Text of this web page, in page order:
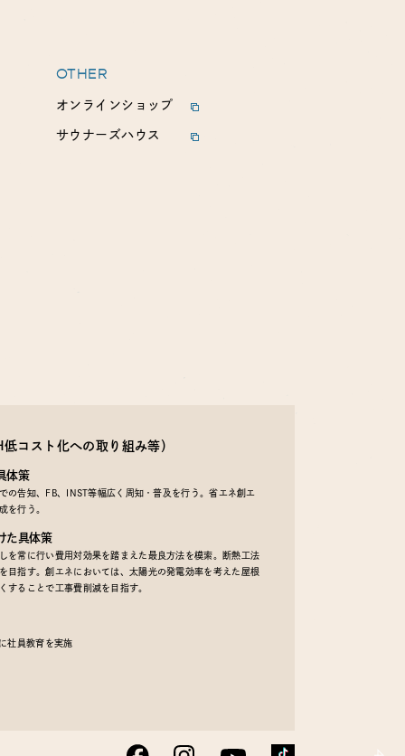
OTHER
オンラインショップ
サウナーズハウス
低コスト化への取り組み等）
体策
の告知、FB、INST等幅広く周知・普及を行う。省エネ創エ
を行う。
た具体策
を常に行い費用対効果を踏まえた最良方法を模索。断熱工法
目指す。創エネにおいては、太陽光の発電効率を考えた屋根
することで工事費削減を目指す。
社員教育を実施